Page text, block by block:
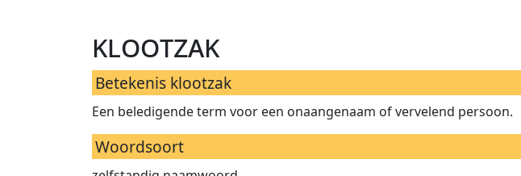
klootzak
Betekenis klootzak
Een beledigende term voor een onaangenaam of vervelend persoon.
Woordsoort